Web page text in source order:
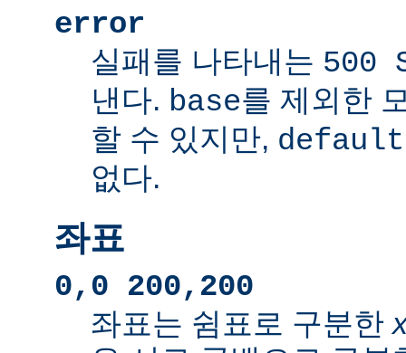
error
실패를 나타내는 500
낸다. base를 제외한
할 수 있지만, default
없다.
좌표
0,0 200,200
좌표는 쉼표로 구분한